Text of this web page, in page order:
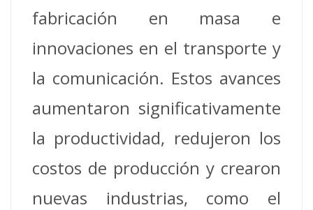
fabricación en masa e
innovaciones en el transporte y
la comunicación. Estos avances
aumentaron significativamente
la productividad, redujeron los
costos de producción y crearon
nuevas industrias, como el